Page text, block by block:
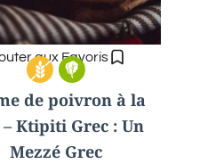
aux Favoris
de poivron à la
Ktipiti Grec : Un
Mezzé Grec